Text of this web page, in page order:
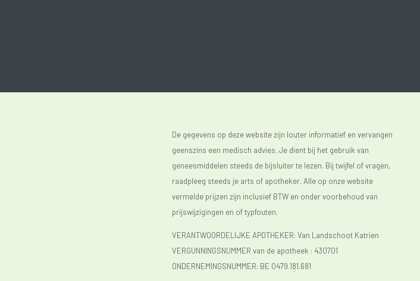
De gegevens op deze website zijn louter informatief en vervangen
geenszins een medisch advies. Je dient bij het gebruik van
geneesmiddelen steeds de bijsluiter te lezen. Bij twijfel of vragen,
raadpleeg steeds je arts of apotheker. Alle op onze website
vermelde prijzen zijn inclusief BTW en onder voorbehoud van
prijswijzigingen en of typfouten.
VERANTWOORDELIJKE APOTHEKER: Van Landschoot Katrien
VERGUNNINGSNUMMER van de apotheek : 430701
ONDERNEMINGSNUMMER: BE 0479.181.681